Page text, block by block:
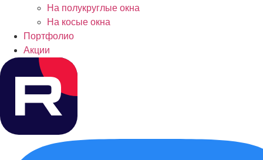
На полукруглые окна
На косые окна
Портфолио
Акции